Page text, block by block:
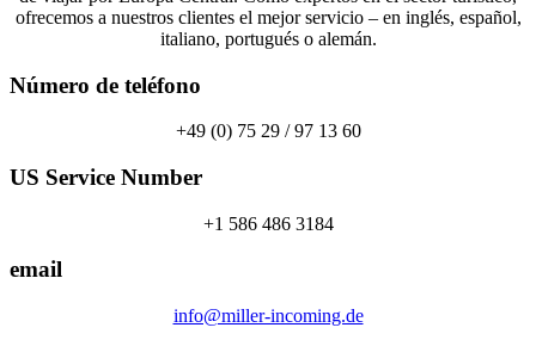
ofrecemos a nuestros clientes el mejor servicio – en inglés, español,
italiano, portugués o alemán.
Número de teléfono
+49 (0) 75 29 / 97 13 60
US Service Number
+1 586 486 3184
email
info@miller-incoming.de